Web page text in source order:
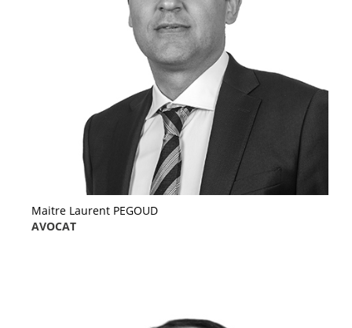
Maitre Laurent PEGOUD
AVOCAT